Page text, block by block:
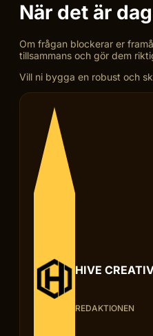
När det är
Om frågan blockerar er
tillsammans och gör dem
Vill ni bygga en robust och
HIVE
REDAKTIONEN